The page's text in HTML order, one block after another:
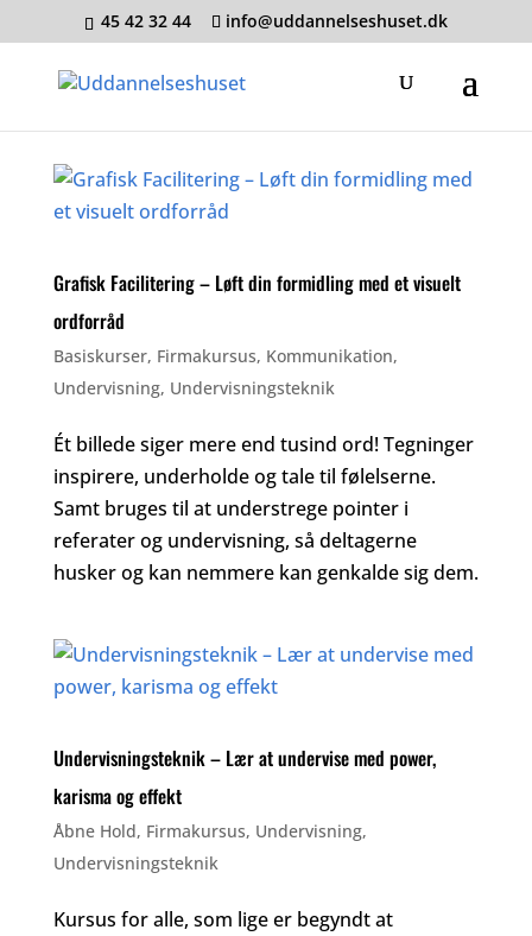
45 42 32 44 info@uddannelseshuset.dk
Grafisk Facilitering – Løft din formidling med et visuelt
ordforråd
Basiskurser, Firmakursus, Kommunikation,
Undervisning, Undervisningsteknik
Ét billede siger mere end tusind ord! Tegninger
inspirere, underholde og tale til følelserne.
Samt bruges til at understrege pointer i
referater og undervisning, så deltagerne
husker og kan nemmere kan genkalde sig dem.
Undervisningsteknik – Lær at undervise med power,
karisma og effekt
Åbne Hold, Firmakursus, Undervisning,
Undervisningsteknik
Kursus for alle, som lige er begyndt at